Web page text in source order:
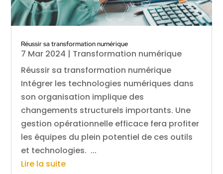
Réussir sa transformation numérique
7 Mar 2024 | Transformation numérique
Réussir sa transformation numérique
Intégrer les technologies numériques dans
son organisation implique des
changements structurels importants. Une
gestion opérationnelle efficace fera profiter
les équipes du plein potentiel de ces outils
et technologies. ...
Lire la suite